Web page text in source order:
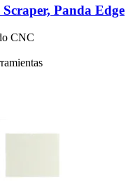
Panda Edge
CNC